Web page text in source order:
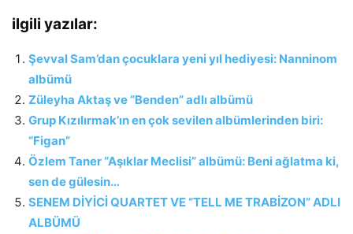
ilgili yazılar:
Şevval Sam’dan çocuklara yeni yıl hediyesi: Nanninom
albümü
Züleyha Aktaş ve “Benden” adlı albümü
Grup Kızılırmak’ın en çok sevilen albümlerinden biri:
“Figan”
Özlem Taner “Aşıklar Meclisi” albümü: Beni ağlatma ki,
sen de gülesin…
SENEM DİYİCİ QUARTET VE “TELL ME TRABİZON” ADLI
ALBÜMÜ